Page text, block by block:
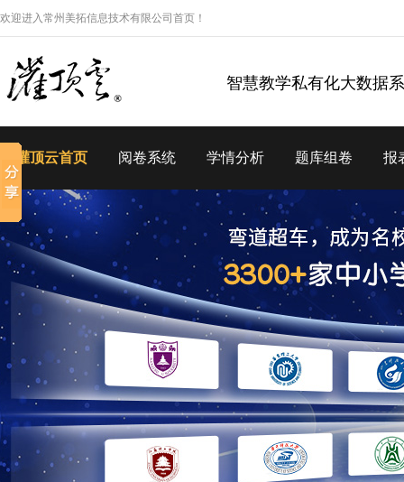
欢迎进入常州美拓信息技术有限公司首页！
智慧教学私有化大数据
灌顶云首页 阅卷系统 学情分析 题库组卷 报